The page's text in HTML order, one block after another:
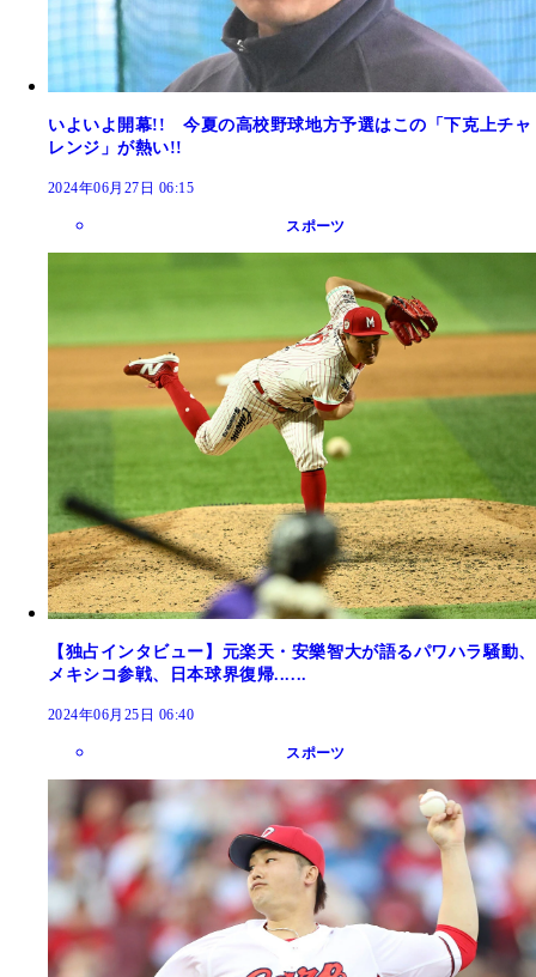
いよいよ開幕!! 今夏の高校野球地方予選はこの「下克上チャ
レンジ」が熱い!!
2024年06月27日 06:15
スポーツ
【独占インタビュー】元楽天・安樂智大が語るパワハラ騒動、
メキシコ参戦、日本球界復帰......
2024年06月25日 06:40
スポーツ